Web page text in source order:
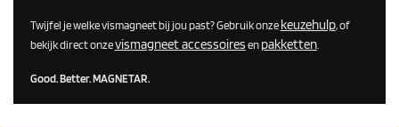
Twijfel je welke vismagneet bij jou past? Gebruik onzekeuzehulp, of
bekijk direct onzevismagneet accessoiresenpakketten.
Good. Better. MAGNETAR.